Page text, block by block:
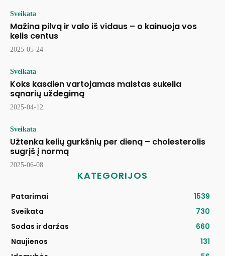
Sveikata
Mažina pilvą ir valo iš vidaus – o kainuoja vos
kelis centus
2025-05-24
Sveikata
Koks kasdien vartojamas maistas sukelia
sąnarių uždegimą
2025-04-12
Sveikata
Užtenka kelių gurkšnių per dieną – cholesterolis
sugrįš į normą
2025-06-08
KATEGORIJOS
Patarimai
1539
Sveikata
730
Sodas ir daržas
660
Naujienos
131